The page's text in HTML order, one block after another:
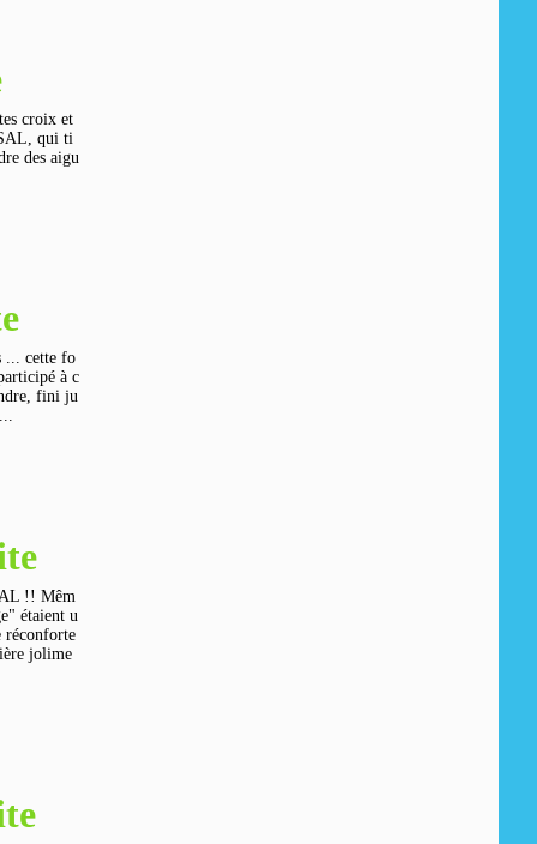
croix et
qui ti
des aigu
... cette fo
à c
fini ju
!! Mêm
étaient u
réconforte
jolime